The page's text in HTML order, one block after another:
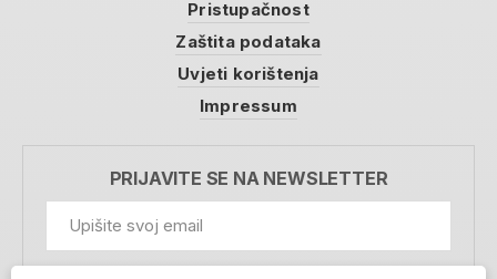
Pristupačnost
Zaštita podataka
Uvjeti korištenja
Impressum
PRIJAVITE SE NA NEWSLETTER